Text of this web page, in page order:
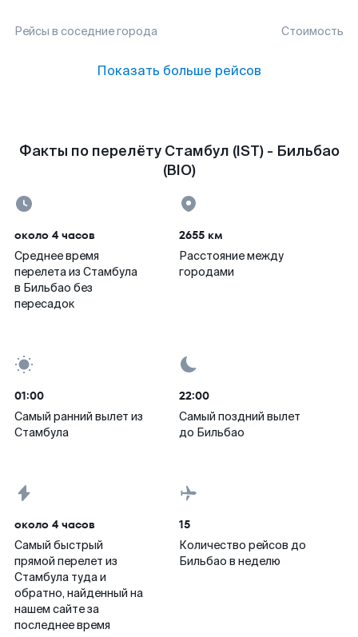
Рейсы в соседние города Стоимость
Показать больше рейсов
Факты по перелёту Стамбул (IST) - Бильбао
(BIO)
около 4 часов
Среднее время
перелета из Стамбула
в Бильбао без
пересадок
2655 км
Расстояние между
городами
01:00
Самый ранний вылет из
Стамбула
22:00
Самый поздний вылет
до Бильбао
около 4 часов
Самый быстрый
прямой перелет из
Стамбула туда и
обратно, найденный на
нашем сайте за
последнее время
15
Количество рейсов до
Бильбао в неделю